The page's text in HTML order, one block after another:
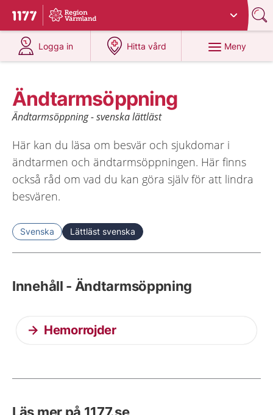
Till startsidan för 1177
Du har valt region
Logga in
på 1177.se
Hitta vård
på 1177.se
Meny
Ändtarmsöppning
Ändtarmsöppning - svenska lättläst
Här kan du läsa om besvär och sjukdomar i
ändtarmen och ändtarmsöppningen. Här finns
också råd om vad du kan göra själv för att lindra
besvären.
Svenska Lättläst svenska
Innehåll - Ändtarmsöppning
Hemorrojder